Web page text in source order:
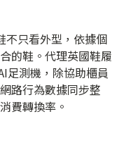
不只看外型，依據個
的鞋。代理英國鞋履
足測機，除協助櫃員
路行為數據同步整
費轉換率。